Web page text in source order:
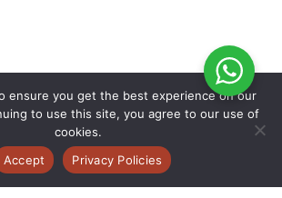
ensure you get the best experience on our
to use this site, you agree to our use of
cookies.
Accept
Privacy Policies